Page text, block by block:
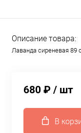
Описание товара:
Лаванда сиреневая 89
680 ₽ / шт
В